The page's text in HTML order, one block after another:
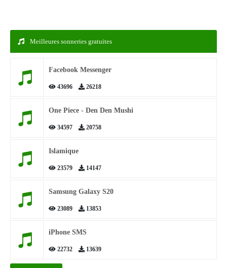
Meilleures sonneries gratuites
Facebook Messenger
43696 26218
One Piece - Den Den Mushi
34597 20758
Islamique
23579 14147
Samsung Galaxy S20
23089 13853
iPhone SMS
22732 13639